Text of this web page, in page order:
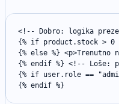
<!-- Dobro: logika
{% if product.stock > 0
{% else %} <p>Trenutno
{% endif %} <!-- Loše:
{% if user.role ==
{% endif %}